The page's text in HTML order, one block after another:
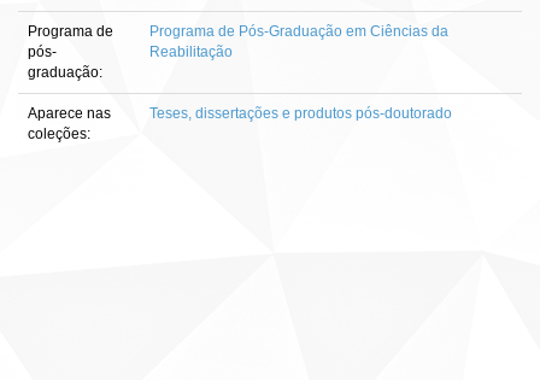
Programa de
pós-
graduação:
Programa de Pós-Graduação em Ciências da
Reabilitação
Aparece nas
coleções:
Teses, dissertações e produtos pós-doutorado